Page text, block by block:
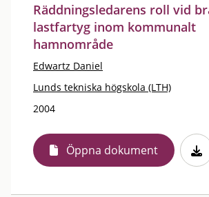
Räddningsledarens roll vid
lastfartyg inom kommunalt
hamnområde
Edwartz Daniel
Lunds tekniska högskola (LTH)
2004
Öppna dokument